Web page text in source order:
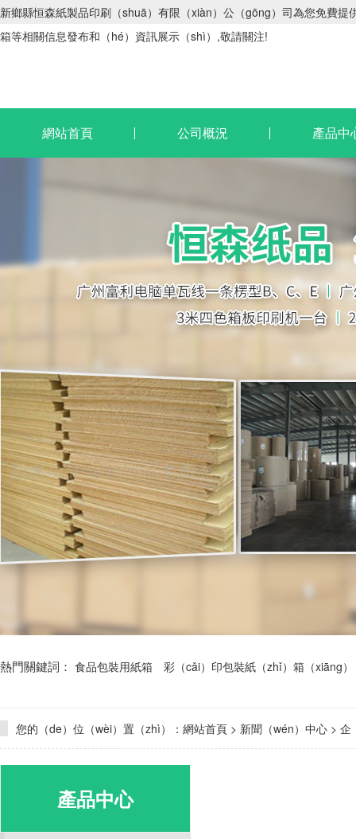
新鄉縣恒森紙製品印刷（shuā）有限（xiàn）公（gōng）司為您免費
箱等相關信息發布和（hé）資訊展示（shì）,敬請關注!
網站首頁 公司概況 產品中
熱門關鍵詞： 食品包裝用紙箱 彩（cǎi）印包裝紙（zhǐ）箱（xiāng）
您的（de）位（wèi）置（zhì）： 網站首頁 > 新聞（wén）中心 > 企
產品中心